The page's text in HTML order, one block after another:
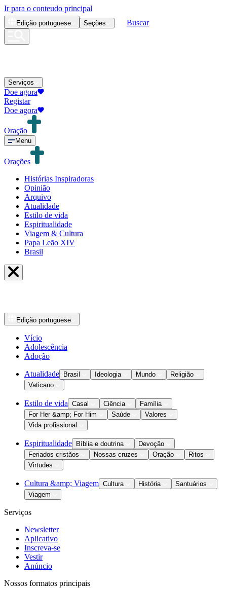
Ir para o conteudo principal
Edição portuguese Seções Buscar
Serviços
Doe agora
Registar
Doe agora
Oração
Menu
Orações
Histórias Inspiradoras
Opinião
Arquivo
Atualidade
Estilo de vida
Espiritualidade
Viagem & Cultura
Papa Leão XIV
Brasil
Edição portuguese
Vício
Adolescência
Adoção
Atualidade Brasil Ideologia Mundo
Religião
Vaticano
Estilo de vida Casal Ciência
Família
For Her &amp; For Him
Saúde
Valores
Vida profissional
Espiritualidade Bíblia e doutrina
Devoção
Feriados cristãos
Nossas cruzes Oração
Ritos
Virtudes
Cultura &amp; Viagem Cultura História
Santuários
Viagem
Serviços
Newsletter
Aplicativo
Inscreva-se
Vestir
Anúncio
Nossos formatos principais